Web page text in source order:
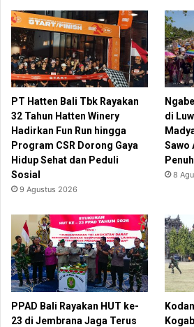
PT Hatten Bali Tbk Rayakan
32 Tahun Hatten Winery
Hadirkan Fun Run hingga
Program CSR Dorong Gaya
Hidup Sehat dan Peduli
Sosial
9 Agustus 2026
di
Sawo
8
PPAD Bali Rayakan HUT ke-
23 di Jembrana Jaga Terus